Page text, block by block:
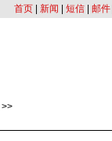
首页 新闻 短信 邮件
>>